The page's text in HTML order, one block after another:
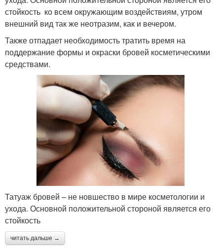
стойкость ко всем окружающим воздействиям, утром
внешний вид так же неотразим, как и вечером.
Также отпадает необходимость тратить время на
поддержание формы и окраски бровей косметическими
средствами.
Татуаж бровей – не новшество в мире косметологии и
ухода. Основной положительной стороной является его
стойкость
читать дальше →